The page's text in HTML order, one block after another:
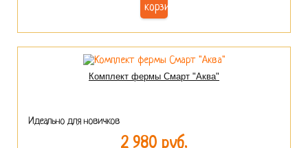
корзину
Комплект фермы Смарт "Аква"
Идеально для новичков
2 980 руб.